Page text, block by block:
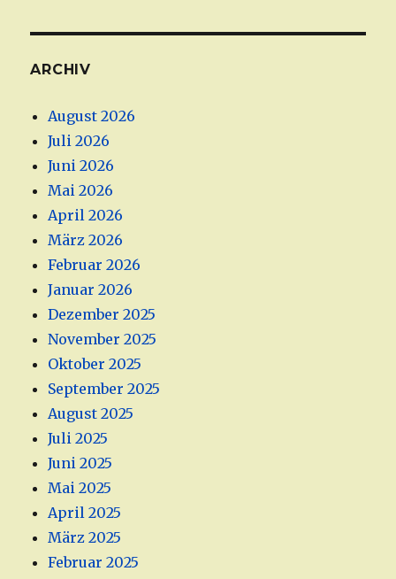
ARCHIV
August 2026
Juli 2026
Juni 2026
Mai 2026
April 2026
März 2026
Februar 2026
Januar 2026
Dezember 2025
November 2025
Oktober 2025
September 2025
August 2025
Juli 2025
Juni 2025
Mai 2025
April 2025
März 2025
Februar 2025